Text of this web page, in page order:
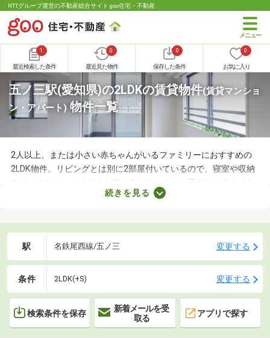
NTTグループ運営の不動産総合サイト goo住宅・不動産
1
最近検索した条件
0
最近見た物件
0
保存した条件
0
お気に入り
五ノ三駅(愛知県)の2LDKの賃貸物件(賃貸マンショ
ン・アパート) 物件一覧
2人以上、または小さい赤ちゃんがいるファミリーにおすすめの
2LDK物件。リビングとは別に2部屋付いているので、寝室や収納
スペースなど、さまざまな使い方ができます。子どもが大きくな
れば子ども部屋にもできるので、長く住めることも魅力です。こ
チェックして、希望にぴったりな物件を見つけましょう。
続きを見る
駅 名鉄尾西線/五ノ三 変更する
条件 2LDK(+S) 変更する
検索条件を保存
新着メールを受
取る
アプリで探す